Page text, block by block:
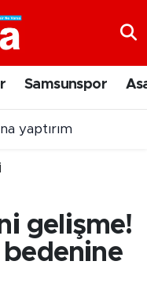
Samsunspor
yaptırım
gelişme!
bedenine
Fikstür